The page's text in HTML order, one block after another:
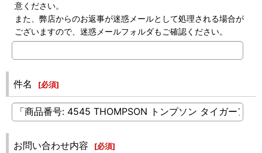
意ください。
また、弊店からのお返事が迷惑メールとして処理される場合が
ございますので、迷惑メールフォルダもご確認ください。
件名 [必須]
お問い合わせ内容 [必須]